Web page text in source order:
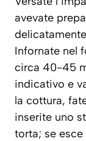
avevate
Infornate nel
circa 40-45
indicativo e
la cottura,
inserite uno
torta; se